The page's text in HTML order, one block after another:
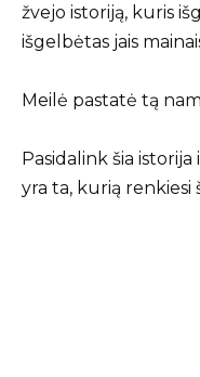
žvejo istoriją, kuris
išgelbėtas jais
Meilė pastatė tą
Pasidalink šia
yra ta, kurią renkiesi